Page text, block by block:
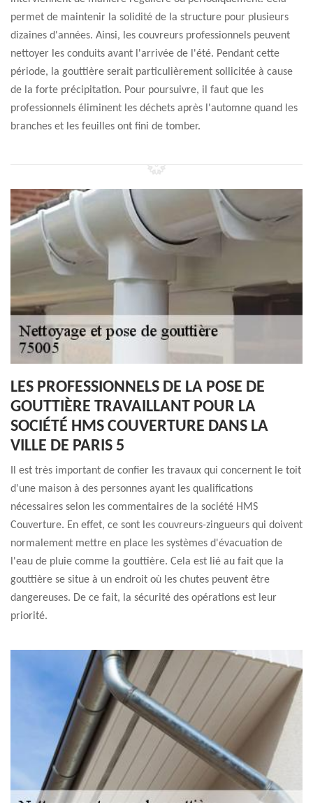
permet de maintenir la solidité de la structure pour plusieurs
dizaines d'années. Ainsi, les couvreurs professionnels peuvent
nettoyer les conduits avant l'arrivée de l'été. Pendant cette
période, la gouttière serait particulièrement sollicitée à cause
de la forte précipitation. Pour poursuivre, il faut que les
professionnels éliminent les déchets après l'automne quand les
branches et les feuilles ont fini de tomber.
LES PROFESSIONNELS DE LA POSE DE
GOUTTIÈRE TRAVAILLANT POUR LA
SOCIÉTÉ HMS COUVERTURE DANS LA
VILLE DE PARIS 5
Il est très important de confier les travaux qui concernent le toit
d'une maison à des personnes ayant les qualifications
nécessaires selon les commentaires de la société HMS
Couverture. En effet, ce sont les couvreurs-zingueurs qui doivent
normalement mettre en place les systèmes d'évacuation de
l'eau de pluie comme la gouttière. Cela est lié au fait que la
gouttière se situe à un endroit où les chutes peuvent être
dangereuses. De ce fait, la sécurité des opérations est leur
priorité.